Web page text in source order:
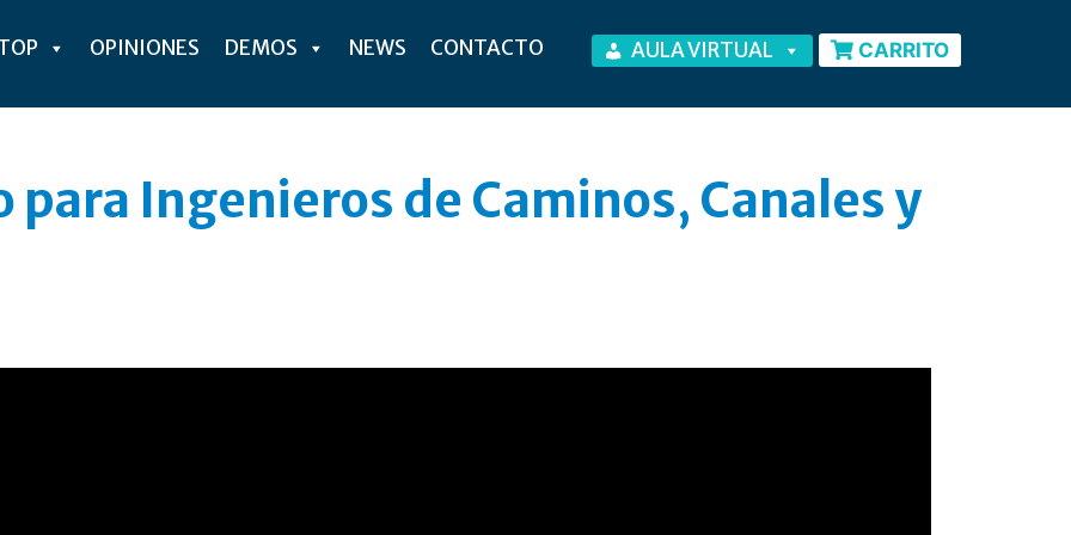
OPINIONES DEMOS NEWS CONTACTO AULA VIRTUAL CARRITO
para Ingenieros de Caminos, Canales y